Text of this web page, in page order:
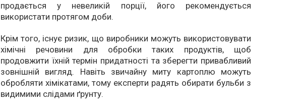
продається у невеликій порції, його рекомендується
використати протягом доби.
Крім того, існує ризик, що виробники можуть використовувати
хімічні речовини для обробки таких продуктів, щоб
продовжити їхній термін придатності та зберегти привабливий
зовнішній вигляд. Навіть звичайну миту картоплю можуть
обробляти хімікатами, тому експерти радять обирати бульби з
видимими слідами ґрунту.